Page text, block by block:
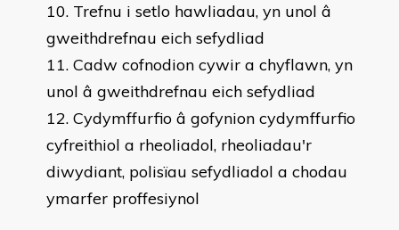
Trefnu i setlo hawliadau, yn unol â
gweithdrefnau eich sefydliad
Cadw cofnodion cywir a chyflawn, yn
unol â gweithdrefnau eich sefydliad
Cydymffurfio â gofynion cydymffurfio
cyfreithiol a rheoliadol, rheoliadau'r
diwydiant, polisïau sefydliadol a chodau
ymarfer proffesiynol